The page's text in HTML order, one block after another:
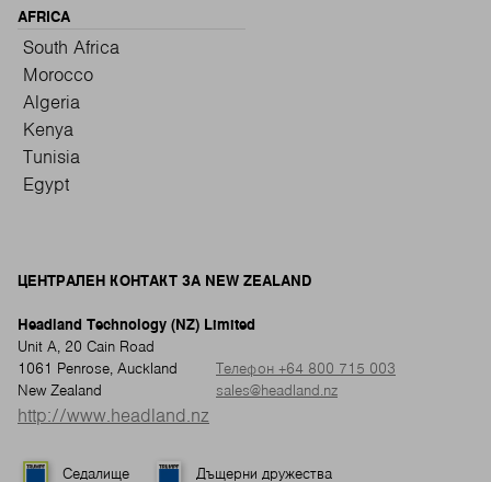
AFRICA
South Africa
Morocco
Algeria
Kenya
Tunisia
Egypt
ЦЕНТРАЛЕН КОНТАКТ ЗА NEW ZEALAND
Headland Technology (NZ) Limited
Unit A, 20 Cain Road
1061 Penrose, Auckland
New Zealand
Телефон +64 800 715 003
sales@headland.nz
http://www.headland.nz
Седалище Дъщерни дружества